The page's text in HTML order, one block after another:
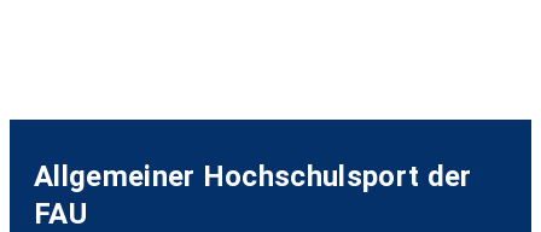
Allgemeiner Hochschulsport der
FAU